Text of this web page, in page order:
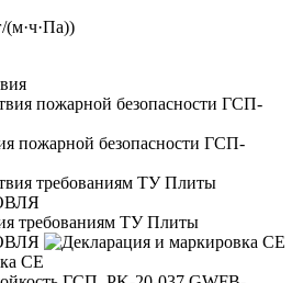
(м·ч·Па))
пожарной безопасности ГСП-
требованиям ТУ Плиты
CE